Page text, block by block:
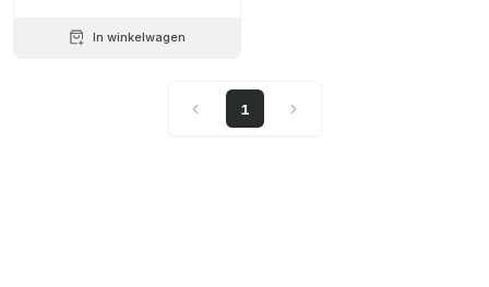
In winkelwagen
1